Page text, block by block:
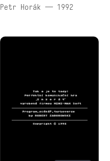
Petr Horák — 1992